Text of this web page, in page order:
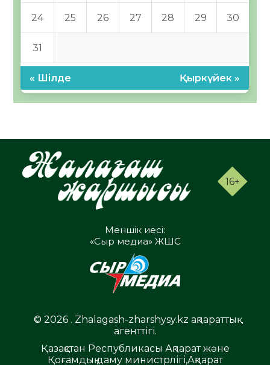
24 25 26 27 28 29 30
31
« Шілде Қыркүйек »
16+
Меншік иесі:
«Сыр медиа» ЖШС
© 2026 . Zhalagash-zharshysy.kz ақпараттық
агенттігі.
Қазақстан Республикасы Ақпарат және
Қоғамдық даму министрлігі,Ақпарат